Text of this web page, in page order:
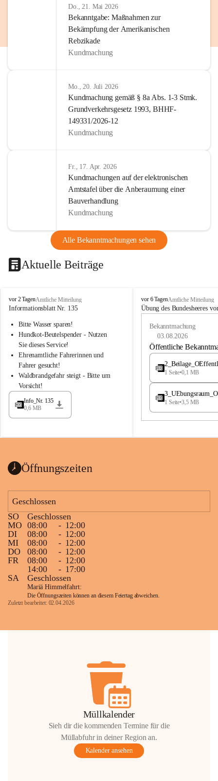
Do., 21. Mai 2026
Bekanntgabe: Maßnahmen zur
Bekämpfung der Amerikanischen
Rebzikade
Kundmachung
Mo., 20. Juli 2026
Kundmachung gemäß § 8a Abs. 1-3 Stmk.
Grundverkehrsgesetz 1993, BHHF-
149331/2026-12
Kundmachung
Fr., 17. Apr. 2026
Kundmachungen auf der elektronischen
Amtstafel über die Anberaumung einer
Bauverhandlung
Kundmachung
Alle Bekanntmachungen sehen
Aktuelle Beiträge
B
u
h
a
d
l
a
vor 2 TagenAmtliche Mitteilung
Informationsblatt Nr. 135
Bitte Wasser sparen!
Hundkot-Beutelspender - Nutzen
Sie dieses Service!
Ehrenamtliche Fahrerinnen und
Fahrer gesucht!
Waldbrandgefahr steigt - Bitte um
Vorsicht!
Info_Nr. 135
0,6 MB
B
u
e
a
vor 6 TagenAmtliche Mitteilung
Übung des Bundesheeres
Bekanntmachung
03.08.2026
Öffentliche
1 Seite•0,1 MB
1 Seite•3,5 MB
Öffnungszeiten
Geschlossen
SO
Geschlossen
MO 08:00 - 12:00
DI
08:00 - 12:00
MI
08:00 - 12:00
DO
08:00 - 12:00
FR
08:00 - 12:00
14:00
- 17:00
SA
Geschlossen
Mariä Himmelfahrt:
Die Öffnungszeiten können an diesem Feiertag abweichen.
Zuletzt bearbeitet: 02.04.2026
Müllkalender
Sieh dir die kommenden Termine für die
Müllabfuhr in deiner Region an.
Kalender ansehen